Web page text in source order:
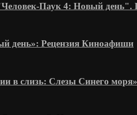
Паук 4: Новый день".
день»: Рецензия Киноафиши
в слизь: Слезы Синего